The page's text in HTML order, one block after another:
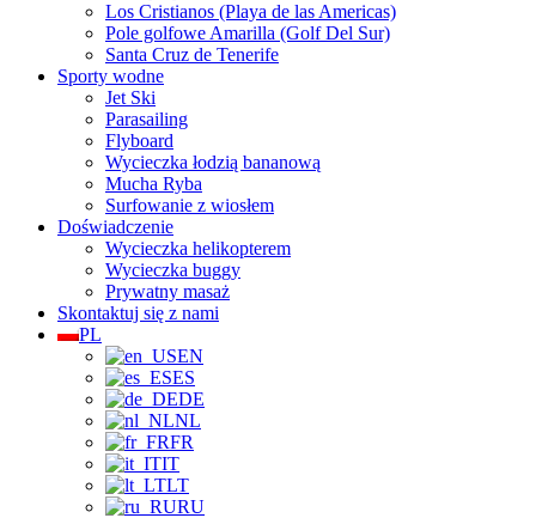
Los Cristianos (Playa de las Americas)
Pole golfowe Amarilla (Golf Del Sur)
Santa Cruz de Tenerife
Sporty wodne
Jet Ski
Parasailing
Flyboard
Wycieczka łodzią bananową
Mucha Ryba
Surfowanie z wiosłem
Doświadczenie
Wycieczka helikopterem
Wycieczka buggy
Prywatny masaż
Skontaktuj się z nami
PL
EN
ES
DE
NL
FR
IT
LT
RU